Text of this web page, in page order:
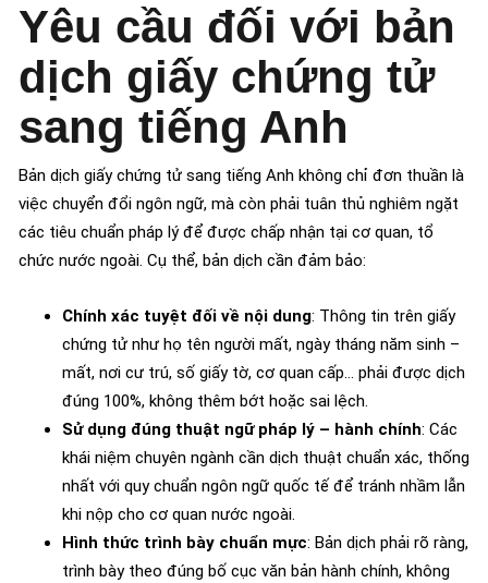
Yêu cầu đối với bản
dịch giấy chứng tử
sang tiếng Anh
Bản dịch giấy chứng tử sang tiếng Anh không chỉ đơn thuần là
việc chuyển đổi ngôn ngữ, mà còn phải tuân thủ nghiêm ngặt
các tiêu chuẩn pháp lý để được chấp nhận tại cơ quan, tổ
chức nước ngoài. Cụ thể, bản dịch cần đảm bảo:
Chính xác tuyệt đối về nội dung: Thông tin trên giấy
chứng tử như họ tên người mất, ngày tháng năm sinh –
mất, nơi cư trú, số giấy tờ, cơ quan cấp… phải được dịch
đúng 100%, không thêm bớt hoặc sai lệch.
Sử dụng đúng thuật ngữ pháp lý – hành chính: Các
khái niệm chuyên ngành cần dịch thuật chuẩn xác, thống
nhất với quy chuẩn ngôn ngữ quốc tế để tránh nhầm lẫn
khi nộp cho cơ quan nước ngoài.
Hình thức trình bày chuẩn mực: Bản dịch phải rõ ràng,
trình bày theo đúng bố cục văn bản hành chính, không